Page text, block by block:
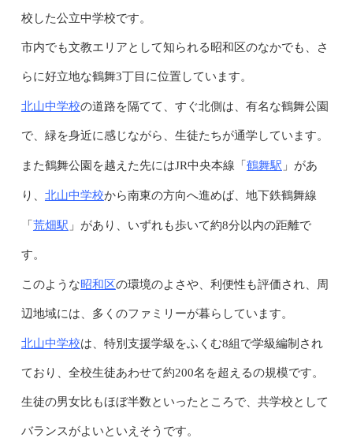
校した公立中学校です。
市内でも文教エリアとして知られる昭和区のなかでも、さ
らに好立地な鶴舞3丁目に位置しています。
北山中学校の道路を隔てて、すぐ北側は、有名な鶴舞公園
で、緑を身近に感じながら、生徒たちが通学しています。
また鶴舞公園を越えた先にはJR中央本線「鶴舞駅 」があ
り、 北山中学校から南東の方向へ進めば、地下鉄鶴舞線
「荒畑駅 」があり、いずれも歩いて約8分以内の距離で
す。
このような昭和区の環境のよさや、利便性も評価され、周
辺地域には、多くのファミリーが暮らしています。
北山中学校は、特別支援学級をふくむ8組で学級編制され
ており、全校生徒あわせて約200名を超えるの規模です。
生徒の男女比もほぼ半数といったところで、共学校として
バランスがよいといえそうです。